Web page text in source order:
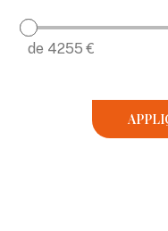
de 4255 €